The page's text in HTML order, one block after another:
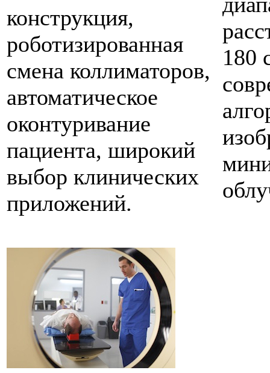
конструкция,
роботизированная
смена коллиматоров,
автоматическое
оконтуривание
пациента, широкий
выбор клинических
приложений.
180